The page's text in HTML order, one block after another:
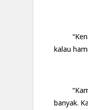
kalau
banyak.